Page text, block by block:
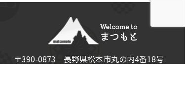
〒390-0873 長野県松本市丸の内4番18号